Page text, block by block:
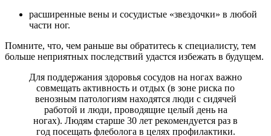
расширенные вены и сосудистые «звездочки» в любой
части ног.
Помните, что, чем раньше вы обратитесь к специалисту, тем
больше неприятных последствий удастся избежать в будущем.
Для поддержания здоровья сосудов на ногах важно
совмещать активность и отдых (в зоне риска по
венозным патологиям находятся люди с сидячей
работой и люди, проводящие целый день на
ногах). Людям старше 30 лет рекомендуется раз в
год посещать флеболога в целях профилактики.